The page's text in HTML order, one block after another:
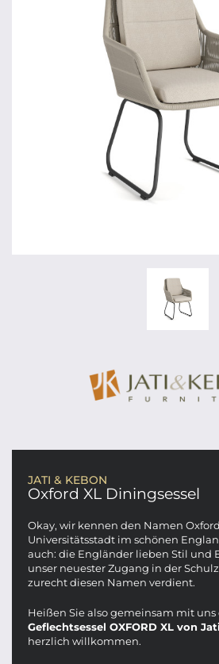
JATI & KEBON
Oxford XL Diningsessel
Okay, wir kennen den Namen
Universitätsstadt im schönen
auch: die Engländer lieben Stil und
unser neuester Zugang in der
zurecht diesen Namen verdient.
Heißen Sie also gemeinsam mit
Geflechtsessel OXFORD XL von
herzlich willkommen.